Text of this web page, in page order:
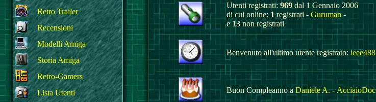
Retro Trailer
Recensioni
Modelli Amiga
Storia Amiga
Retro-Gamers
Lista Utenti
Utenti registrati:969 dal 1 Gennaio 2006
di cui online: 1 registrati - Guruman-
e 13 non registrati
Benvenuto all'ultimo utente registrato: ieee488
Buon Compleanno a Daniele A.-AcciaioDoc